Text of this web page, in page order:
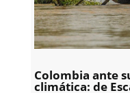
Colombia ante
climática: de